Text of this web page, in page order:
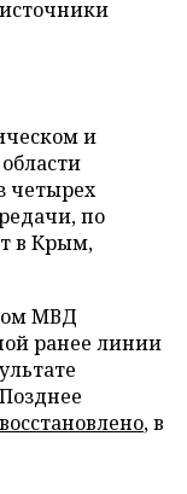
и
четырех
по
в Крым,
МВД
ранее линии
, в